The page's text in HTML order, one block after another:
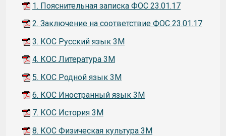
1. Пояснительная записка ФОС 23.01.17
2. Заключение на соответствие ФОС 23.01.17
3. КОС Русский язык 3М
4. КОС Литература 3М
5. КОС Родной язык 3М
6. КОС Иностранный язык 3М
7. КОС История 3М
8. КОС Физическая культура 3М